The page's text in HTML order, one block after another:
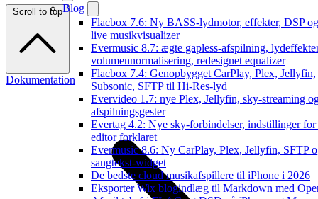
Blog
Flacbox 7.6: Ny BASS-lydmotor, effekter, DSP
live musikvisualizer
Evermusic 8.7: ægte gapless-afspilning,
volumennormalisering, redesignet equalizer
Flacbox 7.4: Genopbygget CarPlay, Plex, Jellyfin,
Subsonic, SFTP til Hi-Res-lyd
Evervideo 1.7: nye Plex, Jellyfin, sky-streaming
afspilningsgester
Evertag 4.2: Nye sky-forbindelser, indstillinger for
editor forklaret
Evermusic 8.6: Ny CarPlay, Plex, Jellyfin, SFTP
sangtekst-widget
De bedste cloud musikafspillere til iPhone i 2026
Eksporter Wix blogindlæg til Markdown med
Scroll to top
Dokumentation